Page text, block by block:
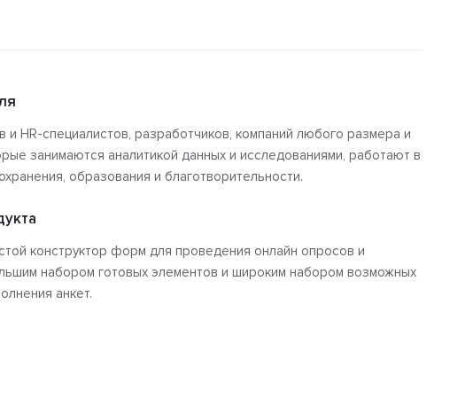
и HR-специалистов, разработчиков, компаний любого размера и
занимаются аналитикой данных и исследованиями, работают в
образования и благотворительности.
конструктор форм для проведения онлайн опросов и
набором готовых элементов и широким набором возможных
анкет.